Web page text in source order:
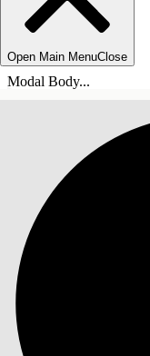
Open Main MenuClose
Modal Body...
INDHOLD